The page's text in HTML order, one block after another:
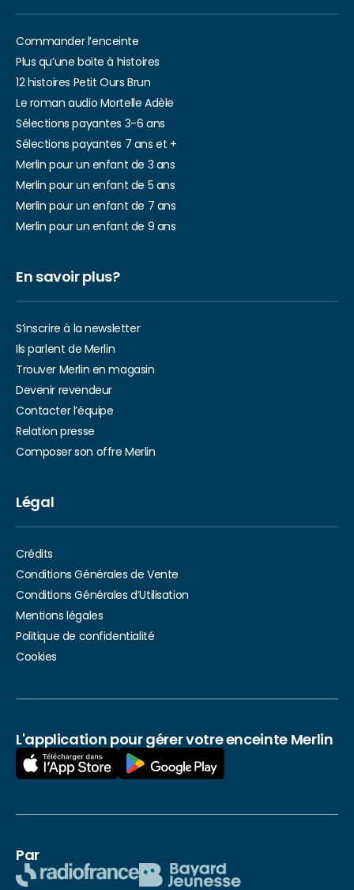
Commander l’enceinte
Plus qu’une boite à histoires
12 histoires Petit Ours Brun
Le roman audio Mortelle Adèle
Sélections payantes 3-6 ans
Sélections payantes 7 ans et +
Merlin pour un enfant de 3 ans
Merlin pour un enfant de 5 ans
Merlin pour un enfant de 7 ans
Merlin pour un enfant de 9 ans
En savoir plus?
S’inscrire à la newsletter
Ils parlent de Merlin
Trouver Merlin en magasin
Devenir revendeur
Contacter l’équipe
Relation presse
Composer son offre Merlin
Légal
Crédits
Conditions Générales de Vente
Conditions Générales d’Utilisation
Mentions légales
Politique de confidentialité
Cookies
L'application pour gérer votre enceinte Merlin
Par